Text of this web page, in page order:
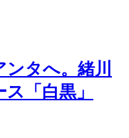
タへ。緒川
「白黒」